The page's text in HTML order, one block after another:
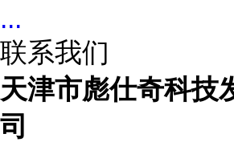
...
联系我们
天津市彪仕奇科技
司